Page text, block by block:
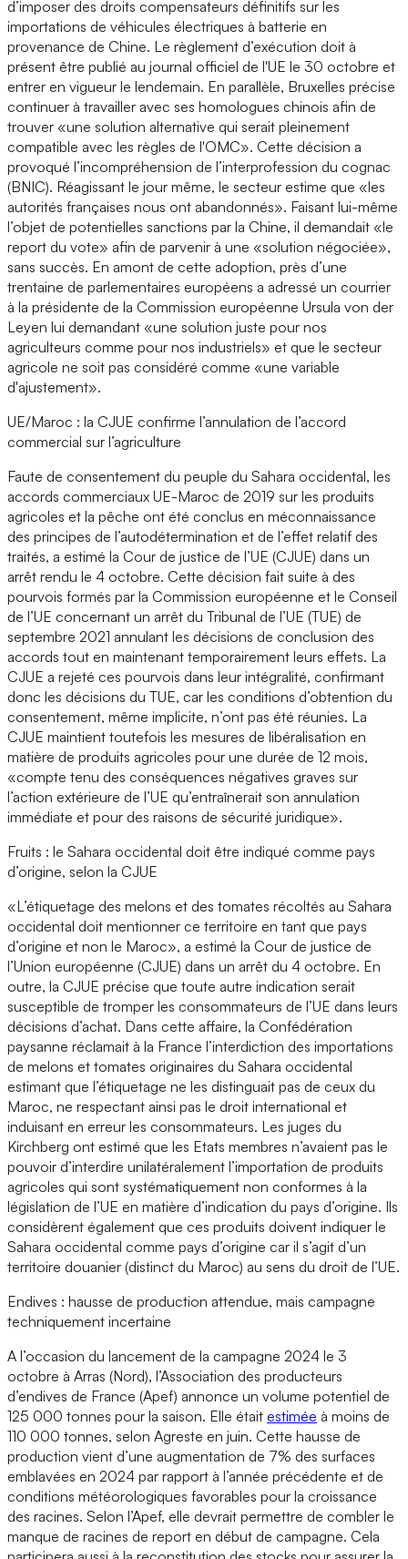
d’imposer des droits compensateurs définitifs sur les
importations de véhicules électriques à batterie en
provenance de Chine. Le règlement d’exécution doit à
présent être publié au journal officiel de l'UE le 30 octobre et
entrer en vigueur le lendemain. En parallèle, Bruxelles précise
continuer à travailler avec ses homologues chinois afin de
trouver «une solution alternative qui serait pleinement
compatible avec les règles de l'OMC». Cette décision a
provoqué l’incompréhension de l’interprofession du cognac
(BNIC). Réagissant le jour même, le secteur estime que «les
autorités françaises nous ont abandonnés». Faisant lui-même
l’objet de potentielles sanctions par la Chine, il demandait «le
report du vote» afin de parvenir à une «solution négociée»,
sans succès. En amont de cette adoption, près d’une
trentaine de parlementaires européens a adressé un courrier
à la présidente de la Commission européenne Ursula von der
Leyen lui demandant «une solution juste pour nos
agriculteurs comme pour nos industriels» et que le secteur
agricole ne soit pas considéré comme «une variable
d'ajustement».
UE/Maroc : la CJUE confirme l’annulation de l’accord
commercial sur l’agriculture
Faute de consentement du peuple du Sahara occidental, les
accords commerciaux UE-Maroc de 2019 sur les produits
agricoles et la pêche ont été conclus en méconnaissance
des principes de l’autodétermination et de l’effet relatif des
traités, a estimé la Cour de justice de l’UE (CJUE) dans un
arrêt rendu le 4 octobre. Cette décision fait suite à des
pourvois formés par la Commission européenne et le Conseil
de l’UE concernant un arrêt du Tribunal de l’UE (TUE) de
septembre 2021 annulant les décisions de conclusion des
accords tout en maintenant temporairement leurs effets. La
CJUE a rejeté ces pourvois dans leur intégralité, confirmant
donc les décisions du TUE, car les conditions d’obtention du
consentement, même implicite, n’ont pas été réunies. La
CJUE maintient toutefois les mesures de libéralisation en
matière de produits agricoles pour une durée de 12 mois,
«compte tenu des conséquences négatives graves sur
l’action extérieure de l’UE qu’entraînerait son annulation
immédiate et pour des raisons de sécurité juridique».
Fruits : le Sahara occidental doit être indiqué comme pays
d’origine, selon la CJUE
«L’étiquetage des melons et des tomates récoltés au Sahara
occidental doit mentionner ce territoire en tant que pays
d’origine et non le Maroc», a estimé la Cour de justice de
l’Union européenne (CJUE) dans un arrêt du 4 octobre. En
outre, la CJUE précise que toute autre indication serait
susceptible de tromper les consommateurs de l’UE dans leurs
décisions d’achat. Dans cette affaire, la Confédération
paysanne réclamait à la France l’interdiction des importations
de melons et tomates originaires du Sahara occidental
estimant que l’étiquetage ne les distinguait pas de ceux du
Maroc, ne respectant ainsi pas le droit international et
induisant en erreur les consommateurs. Les juges du
Kirchberg ont estimé que les Etats membres n’avaient pas le
pouvoir d’interdire unilatéralement l’importation de produits
agricoles qui sont systématiquement non conformes à la
législation de l’UE en matière d’indication du pays d’origine. Ils
considèrent également que ces produits doivent indiquer le
Sahara occidental comme pays d’origine car il s’agit d’un
territoire douanier (distinct du Maroc) au sens du droit de l’UE.
Endives : hausse de production attendue, mais campagne
techniquement incertaine
A l’occasion du lancement de la campagne 2024 le 3
octobre à Arras (Nord), l’Association des producteurs
d’endives de France (Apef) annonce un volume potentiel de
125 000 tonnes pour la saison. Elle était estimée à moins de
110 000 tonnes, selon Agreste en juin. Cette hausse de
production vient d’une augmentation de 7% des surfaces
emblavées en 2024 par rapport à l’année précédente et de
conditions météorologiques favorables pour la croissance
des racines. Selon l’Apef, elle devrait permettre de combler le
manque de racines de report en début de campagne. Cela